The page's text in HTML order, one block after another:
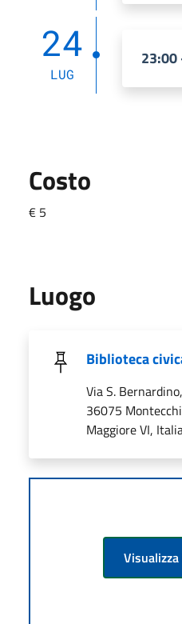
24
LUG
23:00
Costo
€ 5
Luogo
Biblioteca
Via S.
36075
Maggiore VI,